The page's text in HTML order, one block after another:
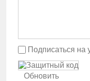
Подписаться
Обновить